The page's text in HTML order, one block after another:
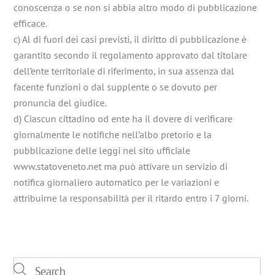
conoscenza o se non si abbia altro modo di pubblicazione
efficace.
c) Al di fuori dei casi previsti, il diritto di pubblicazione è
garantito secondo il regolamento approvato dal titolare
dell’ente territoriale di riferimento, in sua assenza dal
facente funzioni o dal supplente o se dovuto per
pronuncia del giudice.
d) Ciascun cittadino od ente ha il dovere di verificare
giornalmente le notifiche nell’albo pretorio e la
pubblicazione delle leggi nel sito ufficiale
www.statoveneto.net ma può attivare un servizio di
notifica giornaliero automatico per le variazioni e
attribuirne la responsabilità per il ritardo entro i 7 giorni.